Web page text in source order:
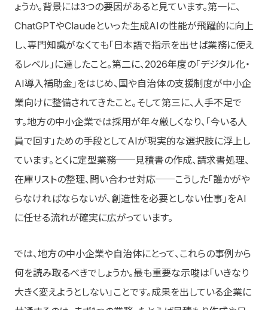
ょうか。背景には3つの要因があると見ています。第一に、
ChatGPTやClaudeといった生成AIの性能が飛躍的に向上
し、専門知識がなくても「日本語で指示を出せば業務に使え
るレベル」に達したこと。第二に、2026年度の「デジタル化・
AI導入補助金」をはじめ、国や自治体の支援制度が中小企
業向けに整備されてきたこと。そして第三に、人手不足で
す。地方の中小企業では採用が年々厳しくなり、「今いる人
員で回す」ための手段としてAIが現実的な選択肢に浮上し
ています。とくに定型業務──見積書の作成、請求書処理、
在庫リストの整理、問い合わせ対応──こうした「誰かがや
らなければならないが、創造性を必要としない仕事」をAI
に任せる流れが確実に広がっています。
では、地方の中小企業や自治体にとって、これらの事例から
何を読み取るべきでしょうか。最も重要な示唆は「いきなり
大きく変えようとしない」ことです。成果を出している企業に